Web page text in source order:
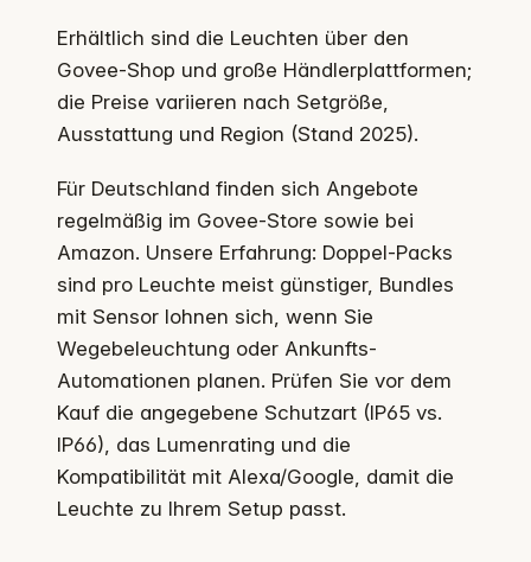
Erhältlich sind die Leuchten über den
Govee-Shop und große Händlerplattformen;
die Preise variieren nach Setgröße,
Ausstattung und Region (Stand 2025).
Für Deutschland finden sich Angebote
regelmäßig im Govee-Store sowie bei
Amazon. Unsere Erfahrung: Doppel-Packs
sind pro Leuchte meist günstiger, Bundles
mit Sensor lohnen sich, wenn Sie
Wegebeleuchtung oder Ankunfts-
Automationen planen. Prüfen Sie vor dem
Kauf die angegebene Schutzart (IP65 vs.
IP66), das Lumenrating und die
Kompatibilität mit Alexa/Google, damit die
Leuchte zu Ihrem Setup passt.